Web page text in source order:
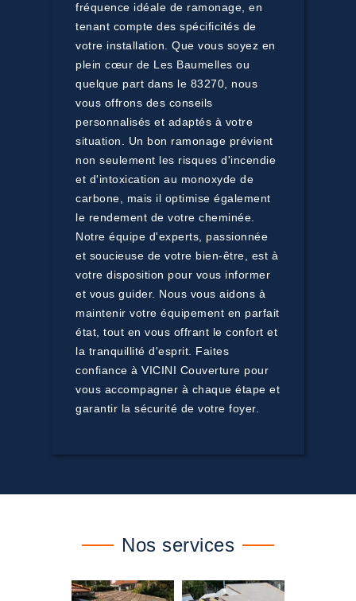
fréquence idéale de ramonage, en
tenant compte des spécificités de
votre installation. Que vous soyez en
plein cœur de Les Baumelles ou
quelque part dans le 83270, nous
vous offrons des conseils
personnalisés et adaptés à votre
situation. Un bon ramonage prévient
non seulement les risques d'incendie
et d'intoxication au monoxyde de
carbone, mais il optimise également
le rendement de votre cheminée.
Notre équipe d'experts, passionnée
et soucieuse de votre bien-être, est à
votre disposition pour vous informer
et vous guider. Nous vous aidons à
maintenir votre équipement en parfait
état, tout en vous offrant le confort et
la tranquillité d'esprit. Faites
confiance à VICINI Couverture pour
vous accompagner à chaque étape et
garantir la sécurité de votre foyer.
Nos services